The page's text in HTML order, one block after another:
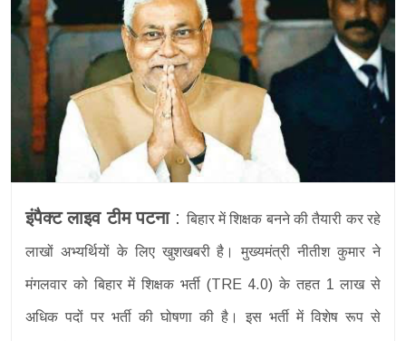
इंपैक्ट लाइव टीम पटना : बिहार में शिक्षक बनने की तैयारी कर रहे
लाखों अभ्यर्थियों के लिए खुशखबरी है। मुख्यमंत्री नीतीश कुमार ने
मंगलवार को बिहार में शिक्षक भर्ती (TRE 4.0) के तहत 1 लाख से
अधिक पदों पर भर्ती की घोषणा की है। इस भर्ती में विशेष रूप से